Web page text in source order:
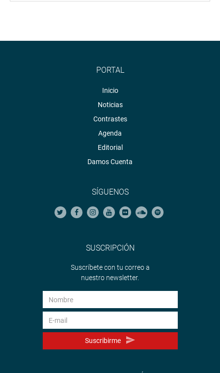
PORTAL
Inicio
Noticias
Contrastes
Agenda
Editorial
Damos Cuenta
SÍGUENOS
SUSCRIPCIÓN
Suscríbete con tu correo a
nuestro newsletter.
Suscribirme